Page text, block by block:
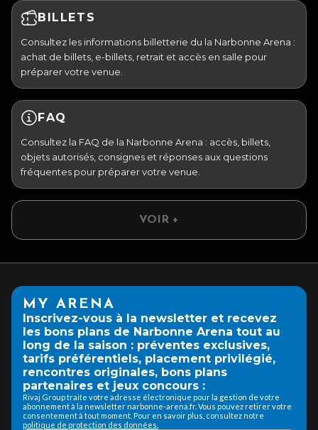
BILLETS
Consultez les informations billetterie du la Narbonne Arena :
achat de billets, e-billets, retrait et accès en salle pour
préparer votre venue.
FAQ
Consultez la FAQ de la Narbonne Arena : accès, billets,
objets autorisés, consignes et réponses aux questions
fréquentes pour préparer votre venue.
VOIR +
MY ARENA
Inscrivez-vous à la newsletter et recevez
les bons plans de Narbonne Arena tout au
long de la saison : préventes exclusives,
tarifs préférentiels, placement privilégié,
rencontres originales, bons plans
partenaires et jeux concours :
Rivaj Group traite votre adresse électronique pour la gestion de votre
abonnement à la newsletter narbonne-arena.fr. Vous pouvez retirer votre
consentement à tout moment. Pour en savoir plus, consultez notre
politique de protection des données.